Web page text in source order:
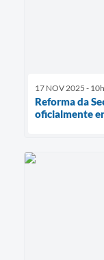
17 NOV 2025 -
Reforma da
oficialmente